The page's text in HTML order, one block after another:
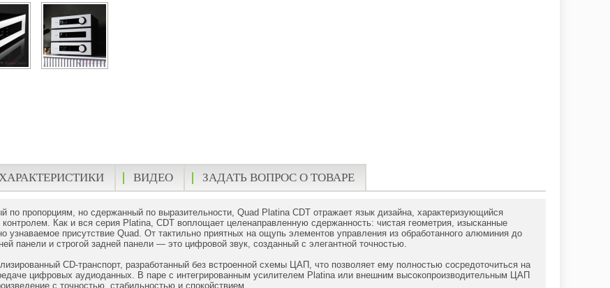
ВИДЕО ЗАДАТЬ ВОПРОС О ТОВАРЕ
по пропорциям, но сдержанный по выразительности, Quad Platina CDT отражает язык дизайна, характеризующийся
Как и вся серия Platina, CDT воплощает целенаправленную сдержанность: чистая геометрия, изысканные
узнаваемое присутствие Quad. От тактильно приятных на ощупь элементов управления из обработанного алюминия до
панели и строгой задней панели — это цифровой звук, созданный с элегантной точностью.
CD-транспорт, разработанный без встроенной схемы ЦАП, что позволяет ему полностью сосредоточиться на
цифровых аудиоданных. В паре с интегрированным усилителем Platina или внешним высокопроизводительным ЦАП
с точностью, стабильностью и спокойствием.